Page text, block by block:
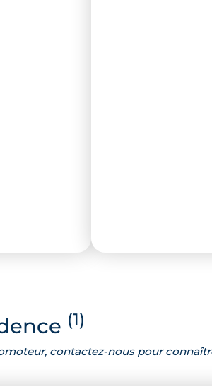
(1)
contactez-nous pour